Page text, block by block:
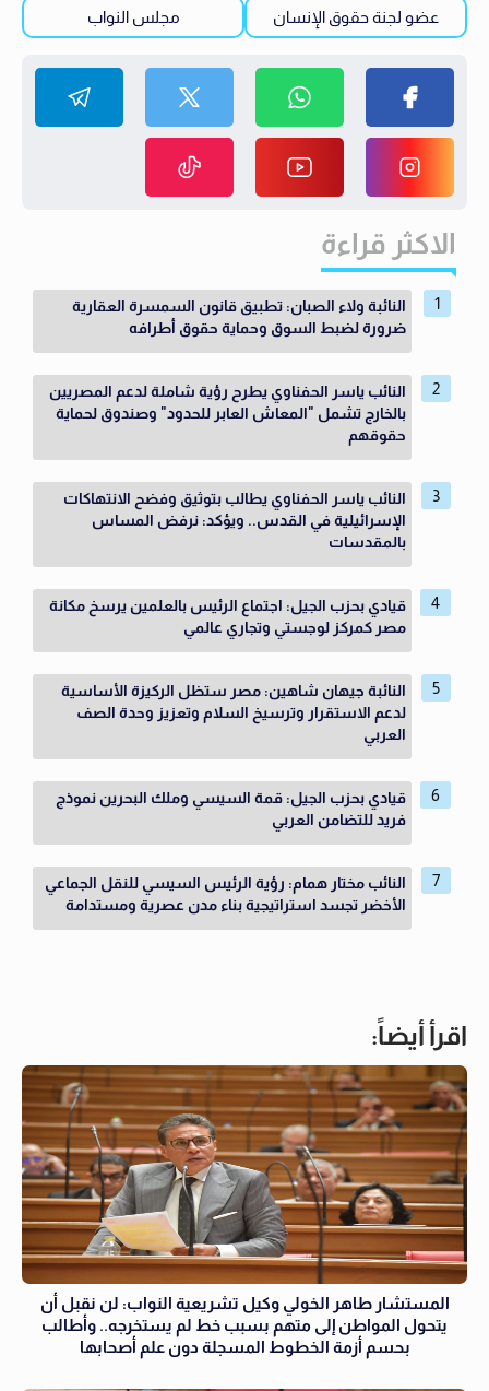
عضو لجنة حقوق الإنسان مجلس النواب
الاكثر قراءة
النائبة ولاء الصبان: تطبيق قانون السمسرة العقارية
ضرورة لضبط السوق وحماية حقوق أطرافه
النائب ياسر الحفناوي يطرح رؤية شاملة لدعم المصريين
بالخارج تشمل "المعاش العابر للحدود" وصندوق لحماية
حقوقهم
النائب ياسر الحفناوي يطالب بتوثيق وفضح الانتهاكات
الإسرائيلية في القدس.. ويؤكد: نرفض المساس
بالمقدسات
قيادي بحزب الجيل: اجتماع الرئيس بالعلمين يرسخ مكانة
مصر كمركز لوجستي وتجاري عالمي
النائبة جيهان شاهين: مصر ستظل الركيزة الأساسية
لدعم الاستقرار وترسيخ السلام وتعزيز وحدة الصف
العربي
قيادي بحزب الجيل: قمة السيسي وملك البحرين نموذج
فريد للتضامن العربي
النائب مختار همام: رؤية الرئيس السيسي للنقل الجماعي
الأخضر تجسد استراتيجية بناء مدن عصرية ومستدامة
اقرأ أيضاً:
المستشار طاهر الخولي وكيل تشريعية النواب: لن نقبل أن
يتحول المواطن إلى متهم بسبب خط لم يستخرجه.. وأطالب
بحسم أزمة الخطوط المسجلة دون علم أصحابها